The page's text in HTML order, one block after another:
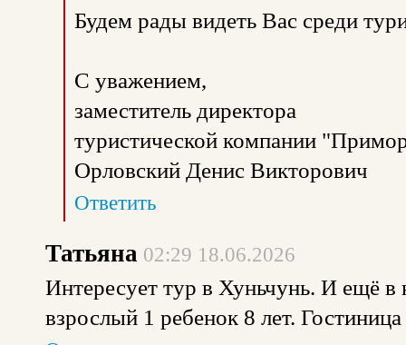
Будем рады видеть Вас среди
С уважением,
заместитель директора
туристической компании
Орловский Денис Викторович
Ответить
Татьяна 02:29 18.06.2026
Интересует тур в Хуньчунь. И ещё в
взрослый 1 ребенок 8 лет.